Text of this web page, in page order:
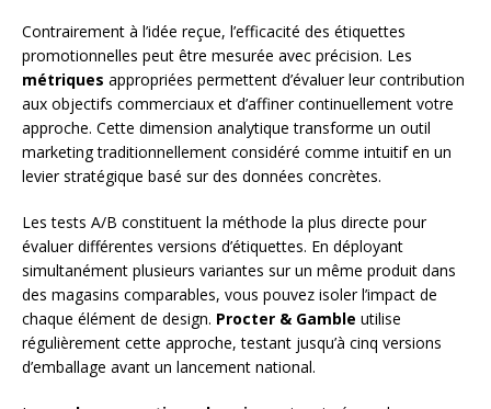
Contrairement à l’idée reçue, l’efficacité des étiquettes
promotionnelles peut être mesurée avec précision. Les
métriques appropriées permettent d’évaluer leur contribution
aux objectifs commerciaux et d’affiner continuellement votre
approche. Cette dimension analytique transforme un outil
marketing traditionnellement considéré comme intuitif en un
levier stratégique basé sur des données concrètes.
Les tests A/B constituent la méthode la plus directe pour
évaluer différentes versions d’étiquettes. En déployant
simultanément plusieurs variantes sur un même produit dans
des magasins comparables, vous pouvez isoler l’impact de
chaque élément de design. Procter & Gamble utilise
régulièrement cette approche, testant jusqu’à cinq versions
d’emballage avant un lancement national.